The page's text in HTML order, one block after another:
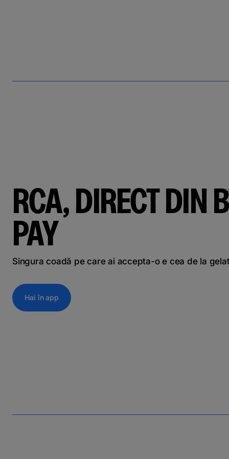
RCA, DIRECT DIN
PAY
Singura coadă pe care ai accepta-o e cea de la
Hai în app